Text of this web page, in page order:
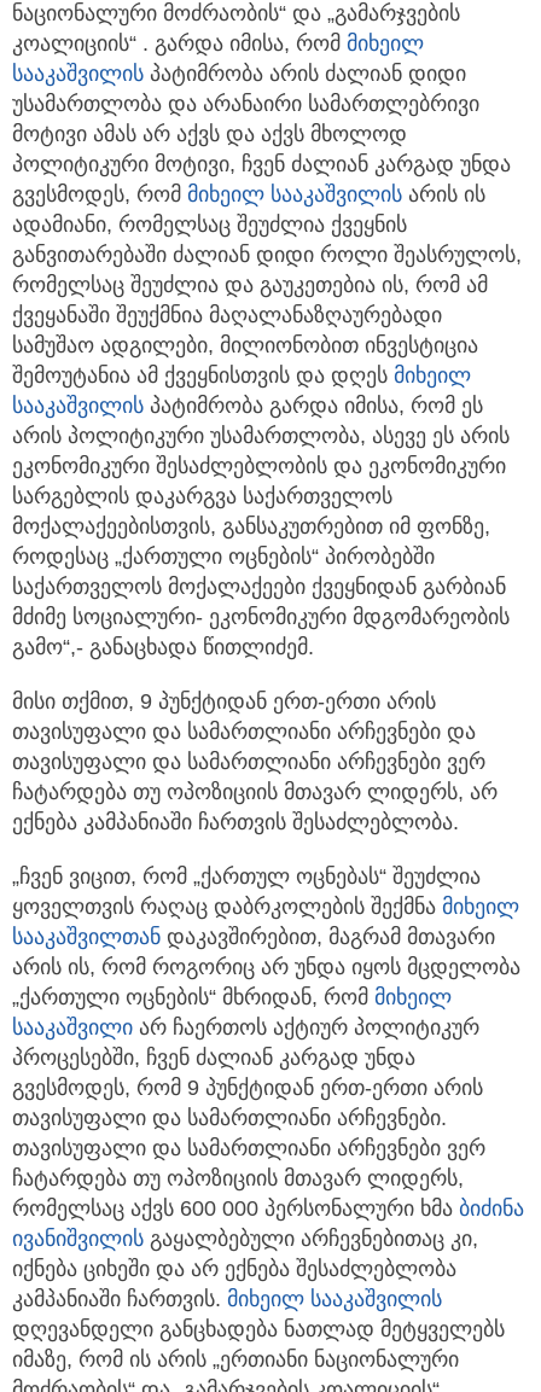
ნაციონალური მოძრაობის“ და „გამარჯვების
კოალიციის“ . გარდა იმისა, რომ მიხეილ
სააკაშვილის პატიმრობა არის ძალიან დიდი
უსამართლობა და არანაირი სამართლებრივი
მოტივი ამას არ აქვს და აქვს მხოლოდ
პოლიტიკური მოტივი, ჩვენ ძალიან კარგად უნდა
გვესმოდეს, რომ მიხეილ სააკაშვილის არის ის
ადამიანი, რომელსაც შეუძლია ქვეყნის
განვითარებაში ძალიან დიდი როლი შეასრულოს,
რომელსაც შეუძლია და გაუკეთებია ის, რომ ამ
ქვეყანაში შეუქმნია მაღალანაზღაურებადი
სამუშაო ადგილები, მილიონობით ინვესტიცია
შემოუტანია ამ ქვეყნისთვის და დღეს მიხეილ
სააკაშვილის პატიმრობა გარდა იმისა, რომ ეს
არის პოლიტიკური უსამართლობა, ასევე ეს არის
ეკონომიკური შესაძლებლობის და ეკონომიკური
სარგებლის დაკარგვა საქართველოს
მოქალაქეებისთვის, განსაკუთრებით იმ ფონზე,
როდესაც „ქართული ოცნების“ პირობებში
საქართველოს მოქალაქეები ქვეყნიდან გარბიან
მძიმე სოციალური- ეკონომიკური მდგომარეობის
გამო“,- განაცხადა წითლიძემ.
მისი თქმით, 9 პუნქტიდან ერთ-ერთი არის
თავისუფალი და სამართლიანი არჩევნები და
თავისუფალი და სამართლიანი არჩევნები ვერ
ჩატარდება თუ ოპოზიციის მთავარ ლიდერს, არ
ექნება კამპანიაში ჩართვის შესაძლებლობა.
„ჩვენ ვიცით, რომ „ქართულ ოცნებას“ შეუძლია
ყოველთვის რაღაც დაბრკოლების შექმნა მიხეილ
სააკაშვილთან დაკავშირებით, მაგრამ მთავარი
არის ის, რომ როგორიც არ უნდა იყოს მცდელობა
„ქართული ოცნების“ მხრიდან, რომ მიხეილ
სააკაშვილი არ ჩაერთოს აქტიურ პოლიტიკურ
პროცესებში, ჩვენ ძალიან კარგად უნდა
გვესმოდეს, რომ 9 პუნქტიდან ერთ-ერთი არის
თავისუფალი და სამართლიანი არჩევნები.
თავისუფალი და სამართლიანი არჩევნები ვერ
ჩატარდება თუ ოპოზიციის მთავარ ლიდერს,
რომელსაც აქვს 600 000 პერსონალური ხმა ბიძინა
ივანიშვილის გაყალბებული არჩევნებითაც კი,
იქნება ციხეში და არ ექნება შესაძლებლობა
კამპანიაში ჩართვის. მიხეილ სააკაშვილის
დღევანდელი განცხადება ნათლად მეტყველებს
იმაზე, რომ ის არის „ერთიანი ნაციონალური